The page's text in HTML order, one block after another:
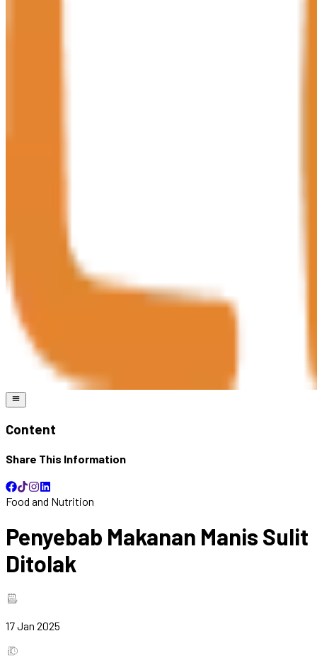
Content
Share This Information
Food and Nutrition
Penyebab Makanan Manis Sulit
Ditolak
17 Jan 2025